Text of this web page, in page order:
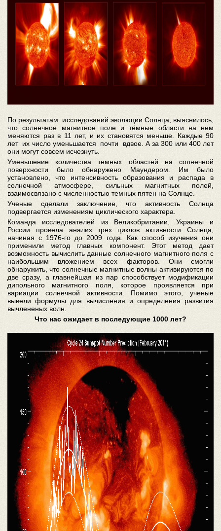
По результатам исследований эволюции Солнца, выяснилось,
что солнечное магнитное поле и тёмные области на нем
меняются раз в 11 лет, и их становятся меньше. Каждые 90
лет их число уменьшается почти вдвое. А за 300 или 400 лет
они могут совсем исчезнуть.
Уменьшение количества темных областей на солнечной
поверхности было обнаружено Маундером. Им было
установлено, что интенсивность образования и распада в
солнечной атмосфере, сильных магнитных полей,
взаимосвязано с численностью темных пятен на Солнце.
Ученые сделали заключение, что активность Солнца
подвергается изменениям циклического характера.
Команда исследователей из Великобритании, Украины и
России провела анализ трех циклов активности Солнца,
начиная с 1976-го до 2009 года. Как способ изучения они
применили метод главных компонент. Этот метод дает
возможность вычислить данные солнечного магнитного поля с
наибольшим вложением всех факторов. Они смогли
обнаружить, что солнечные магнитные волны активируются по
две сразу, а главнейшая из пар способствует модификации
дипольного магнитного поля, которое проявляется при
вариации солнечной активности. Помимо этого, ученые
вывели формулы для вычисления и определения развития
вычлененых волн.
Что нас ожидает в последующие 1000 лет?